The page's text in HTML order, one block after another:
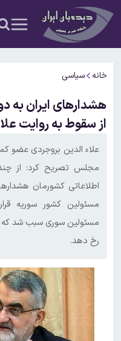
خانه سیاسی
هشدارهای ایران به
از سقوط به روایت
علاء الدین بروجردی عضو
مجلس تصریح کرد: از
اطلاعاتی کشورمان
مسئولین کشور سوریه
مسئولین سوری سبب شد که
رخ دهد.